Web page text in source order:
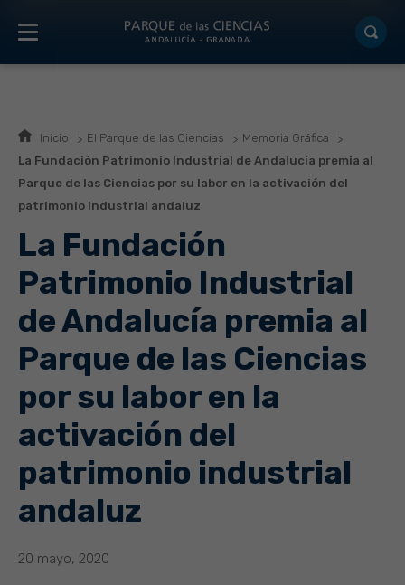
Inicio El Parque de las Ciencias
Memoria Gráfica
La Fundación Patrimonio Industrial de Andalucía premia al
Parque de las Ciencias por su labor en la activación del
patrimonio industrial andaluz
La Fundación
Patrimonio Industrial
de Andalucía premia al
Parque de las Ciencias
por su labor en la
activación del
patrimonio industrial
andaluz
20 mayo, 2020